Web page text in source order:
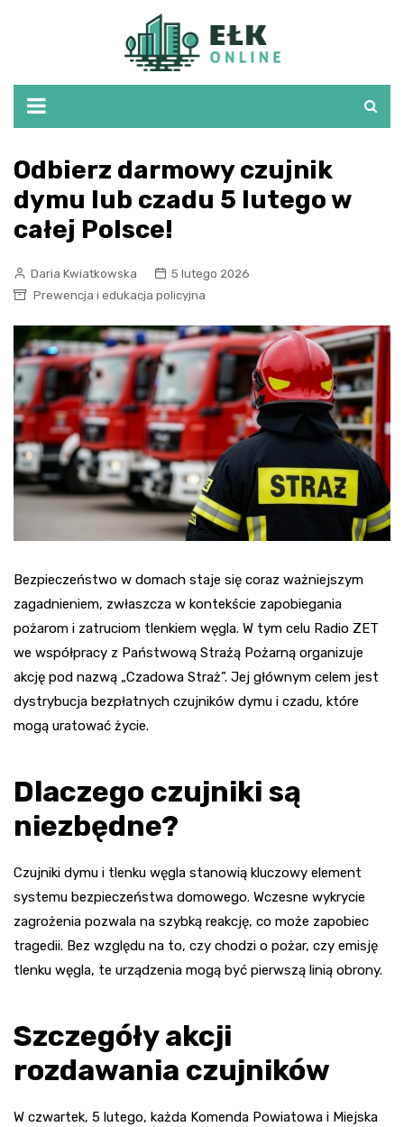
Odbierz darmowy czujnik
dymu lub czadu 5 lutego w
całej Polsce!
Daria Kwiatkowska
5 lutego 2026
Prewencja i edukacja policyjna
Bezpieczeństwo w domach staje się coraz ważniejszym
zagadnieniem, zwłaszcza w kontekście zapobiegania
pożarom i zatruciom tlenkiem węgla. W tym celu Radio ZET
we współpracy z Państwową Strażą Pożarną organizuje
akcję pod nazwą „Czadowa Straż”. Jej głównym celem jest
dystrybucja bezpłatnych czujników dymu i czadu, które
mogą uratować życie.
Dlaczego czujniki są
niezbędne?
Czujniki dymu i tlenku węgla stanowią kluczowy element
systemu bezpieczeństwa domowego. Wczesne wykrycie
zagrożenia pozwala na szybką reakcję, co może zapobiec
tragedii. Bez względu na to, czy chodzi o pożar, czy emisję
tlenku węgla, te urządzenia mogą być pierwszą linią obrony.
Szczegóły akcji
rozdawania czujników
W czwartek, 5 lutego, każda Komenda Powiatowa i Miejska